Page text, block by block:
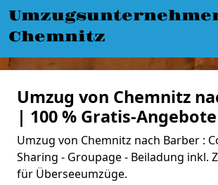
Chemnitz
Umzug von Chemnitz
| 100 % Gratis-Angebote
Umzug von Chemnitz nach Barber :
Sharing - Groupage - Beiladung inkl.
für Überseeumzüge.